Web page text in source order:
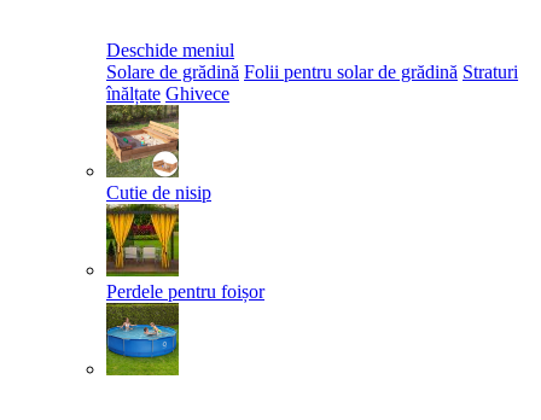
Deschide meniul
Solare de grădină Folii pentru solar de grădină Straturi
înălțate Ghivece
Cutie de nisip
Perdele pentru foișor